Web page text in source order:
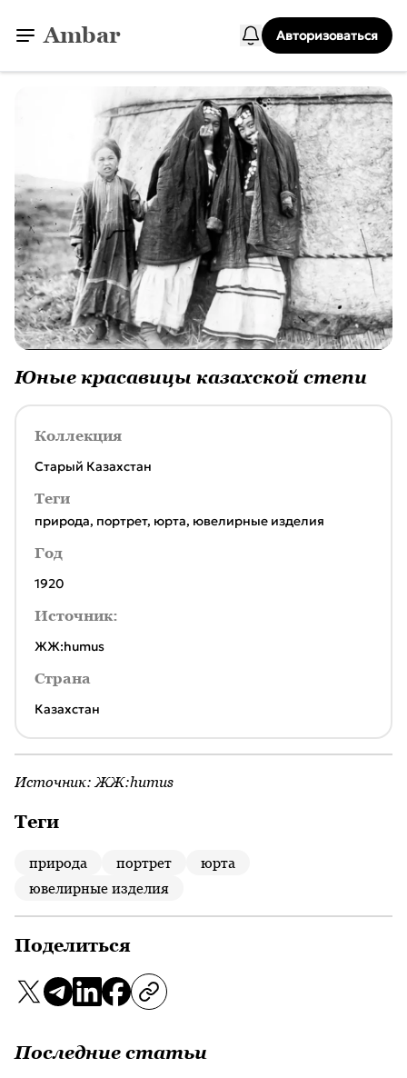
Ambar Авторизоваться
Юные красавицы казахской степи
Коллекция
Старый Казахстан
Теги
природа, портрет, юрта, ювелирные изделия
Год
1920
Источник:
ЖЖ:humus
Страна
Казахстан
Источник: ЖЖ:humus
Теги
природа портрет
юрта
ювелирные изделия
Поделиться
Последние статьи